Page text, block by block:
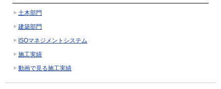
土木部門
建築部門
ISOマネジメントシステム
施工実績
動画で見る施工実績